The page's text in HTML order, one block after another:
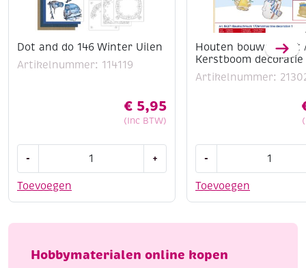
Dot and do 146 Winter Uilen
Artikelnummer: 114119
€ 5,95
(Inc BTW)
Toevoegen
-
do
Uilen
+
Houten bouwpakket
Kerstboom decoratie
Artikelnummer:
Toevoegen
-
/
1
Hobbymaterialen online kopen